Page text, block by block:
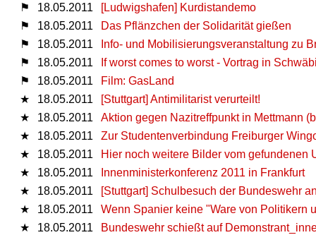
⚑
18.05.2011
[Ludwigshafen] Kurdistandemo
⚑
18.05.2011
Das Pflänzchen der Solidarität gießen
⚑
18.05.2011
Info- und Mobilisierungsveranstaltung zu
⚑
18.05.2011
If worst comes to worst - Vortrag in
⚑
18.05.2011
Film: GasLand
★
18.05.2011
[Stuttgart] Antimilitarist verurteilt!
★
18.05.2011
Aktion gegen Nazitreffpunkt in Mettmann
★
18.05.2011
Zur Studentenverbindung Freiburger
★
18.05.2011
Hier noch weitere Bilder vom gefundenen
★
18.05.2011
Innenministerkonferenz 2011 in Frankfurt
★
18.05.2011
[Stuttgart] Schulbesuch der Bundeswehr
★
18.05.2011
Wenn Spanier keine "Ware von Politikern
★
18.05.2011
Bundeswehr schießt auf